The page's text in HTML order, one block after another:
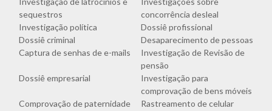
sequestros
concorrência desleal
Investigação política
Dossiê profissional
Dossiê criminal
Desaparecimento de pessoas
Captura de senhas de e-mails
Investigação de Revisão de
pensão
Dossiê empresarial
Investigação para
comprovação de bens móveis
Comprovação de paternidade
Rastreamento de celular